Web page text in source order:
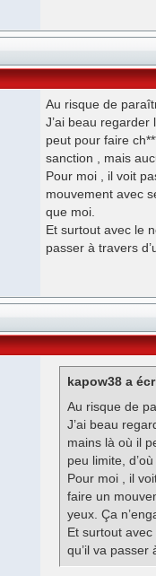
Au risque de
J’ai beau
peut pour faire
sanction , mais
Pour moi , il voit
mouvement avec
que moi.
Et surtout avec le
passer à travers
kapow38 a
Au risque de
J’ai beau
mains là où il
peu limite,
Pour moi , il
faire un
yeux. Ça
Et surtout
qu’il va passer